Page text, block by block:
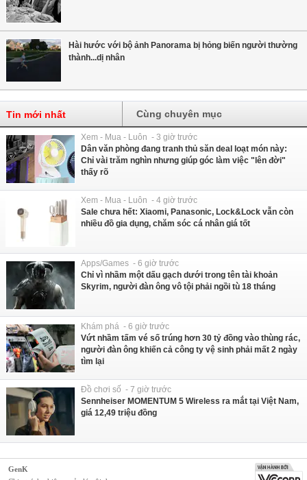
Hài hước với bộ ảnh Panorama bị hỏng biến người thường
thành...dị nhân
Tin mới nhất Cùng chuyên mục
Xem - Mua - Luôn - 3 giờ trước
Dân văn phòng đang tranh thủ săn deal loạt món này:
Chỉ vài trăm nghìn nhưng giúp góc làm việc "lên đời"
thấy rõ
Xem - Mua - Luôn - 4 giờ trước
Sale chưa hết: Xiaomi, Panasonic, Lock&Lock vẫn còn
nhiều đồ gia dụng, chăm sóc cá nhân giá tốt
Apps/Games - 6 giờ trước
Chỉ vì nhầm một dấu gạch dưới trong tên tài khoản
Skyrim, người đàn ông vô tội phải ngồi tù 18 tháng
Khám phá - 6 giờ trước
Vứt nhầm tấm vé số trúng hơn 30 tỷ đồng vào thùng rác,
người đàn ông khiến cả công ty vệ sinh phải mất 2 ngày
tìm lại
Đồ chơi số - 7 giờ trước
Sennheiser MOMENTUM 5 Wireless ra mắt tại Việt Nam,
giá 12,49 triệu đồng
GenK